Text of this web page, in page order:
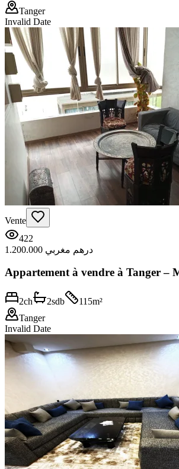
Tanger
Invalid Date
Vente
422
1.200.000 درهم مغربي
Appartement à vendre à Tanger –
2ch 2sdb 115m²
Tanger
Invalid Date